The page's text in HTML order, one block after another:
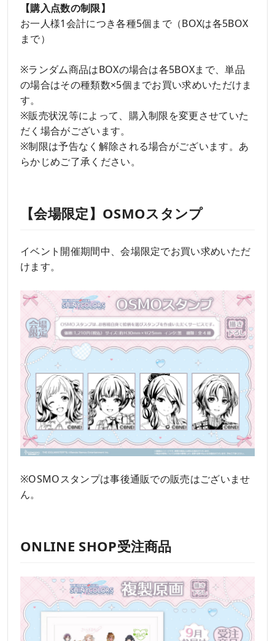
【購入点数の制限】
お一人様1会計につき各種5個まで（BOXは各5BOX
まで）
※ランダム商品はBOXの場合は各5BOXまで、単品
の場合はその種類数×5個までお買い求めいただけま
す。
※販売状況等によって、購入制限を変更させていた
だく場合がございます。
※制限は予告なく解除される場合がございます。あ
らかじめご了承ください。
【会場限定】OSMOスタンプ
イベント開催期間中、会場限定でお買い求めいただ
けます。
※OSMOスタンプは事後通販での販売はございませ
ん。
ONLINE SHOP受注商品